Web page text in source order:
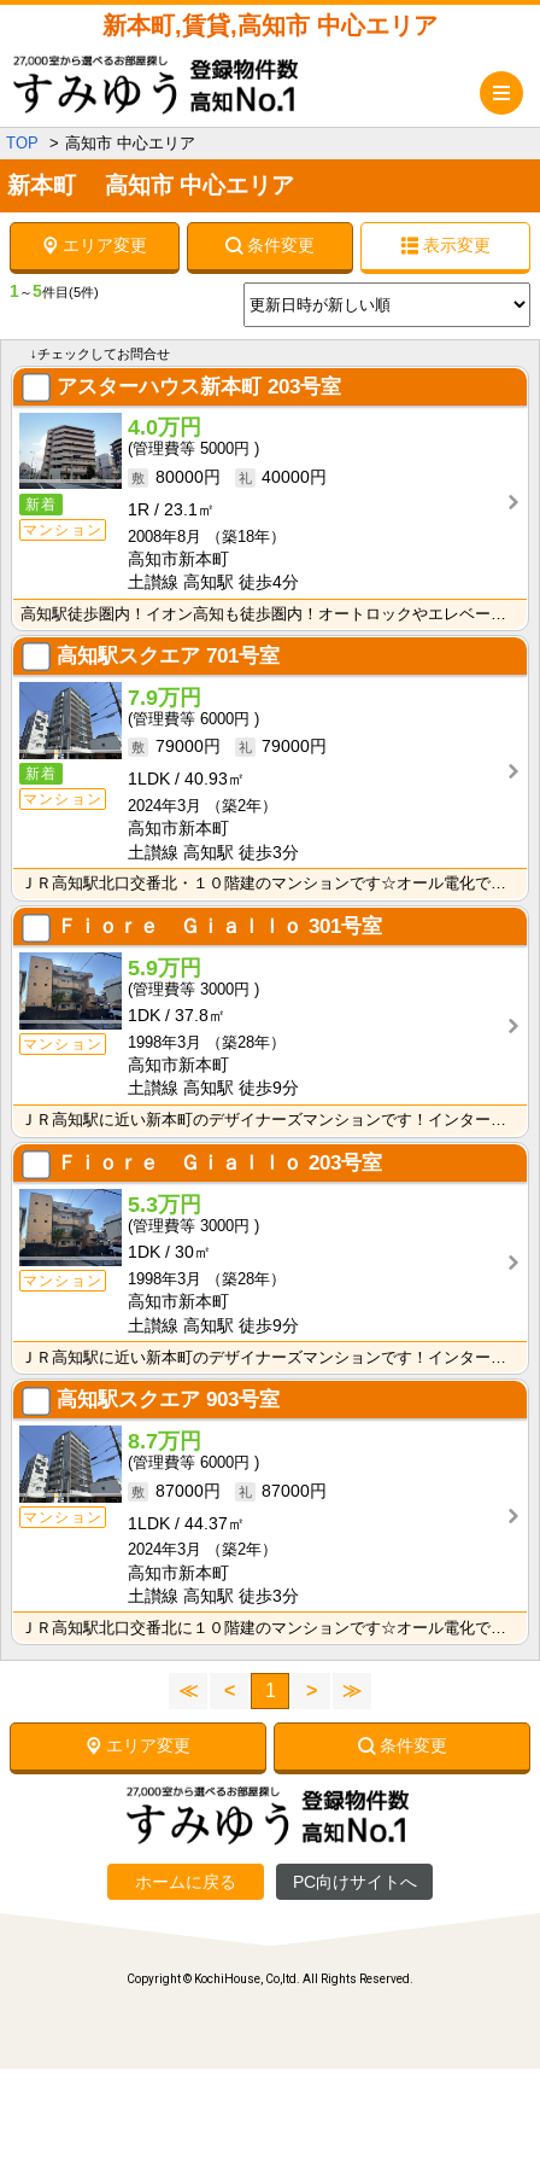
新本町,賃貸,高知市 中心エリア
TOP 高知市 中心エリア
新本町 高知市 中心エリア
エリア変更 条件変更 表示変更
1～5件目 (5件)
↓チェックしてお問合せ
アスターハウス新本町203号室
新着
マンション
4.0万円
5000円
80000円
40000円
1R
23.1㎡
2008年8月
（築18年）
高知市新本町
土讃線 高知駅 徒歩4分
高知駅徒歩圏内！イオン高知も徒歩圏内！オートロックやエレベーターもあり立地でも選ばれる物件★どこに行･･･
高知駅スクエア 701号室
新着
マンション
7.9万円
6000円
79000円
79000円
1LDK
40.93㎡
2024年3月
（築2年）
高知市新本町
土讃線 高知駅 徒歩3分
ＪＲ高知駅北口交番北・１０階建のマンションです☆オール電化でオートロック・宅配ボックス付き、防犯カメ･･･
Ｆｉｏｒｅ Ｇｉａｌｌｏ 301号室
マンション
5.9万円
3000円
1DK
37.8㎡
1998年3月
（築28年）
高知市新本町
土讃線 高知駅 徒歩9分
ＪＲ高知駅に近い新本町のデザイナーズマンションです！インターネット月額接続使用料無料なので、月々の生･･･
Ｆｉｏｒｅ Ｇｉａｌｌｏ 203号室
マンション
5.3万円
3000円
1DK
30㎡
1998年3月
（築28年）
高知市新本町
土讃線 高知駅 徒歩9分
高知駅スクエア 903号室
マンション
8.7万円
6000円
87000円
87000円
1LDK
44.37㎡
2024年3月
（築2年）
高知市新本町
土讃線 高知駅 徒歩3分
≪ < 1 > ≫
エリア変更 条件変更
ホームに戻る PC向けサイトへ
Copyright © KochiHouse, Co,ltd. All Rights Reserved.